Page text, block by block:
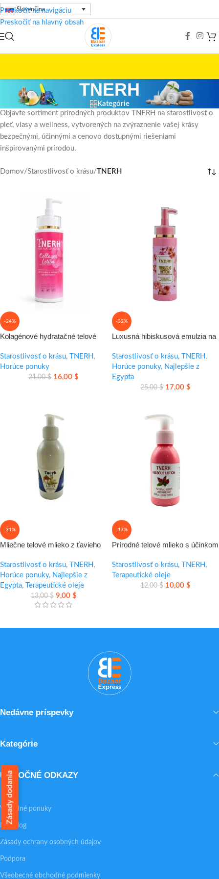
Preskočiť na navigáciu
Preskočiť na hlavný obsah
Slovenčina
TNERH
Kategórie
Objavte sortiment prírodných produktov TNERH na starostlivosť o
pleť, vlasy a wellness, vytvorených na zvýraznenie vašej krásy
bezpečnými, účinnými a cenovo dostupnými riešeniami
inšpirovanými prírodou.
Domov/Starostlivosť o krásu/TNERH
-24%
Kolagénové hydratačné telové
hladšiu pokožku
Starostlivosť o krásu, TNERH ,
Horúce ponuky
21,00$ 16,00 $
-32%
Luxusná hibiskusová emulzia na
Starostlivosť o krásu, TNERH ,
Horúce ponuky, Najlepšie z
Egypta
25,00$ 17,00 $
-31%
Mliečne telové mlieko z ťavieho
pokožky
Starostlivosť o krásu, TNERH ,
Horúce ponuky, Najlepšie z
Egypta, Terapeutické oleje
13,00$ 9,00 $
-17%
Prírodné telové mlieko s účinkom
pokožku
Starostlivosť o krásu, TNERH ,
Terapeutické oleje
12,00$ 10,00 $
Nedávne príspevky
Kategórie
UŽITOČNÉ ODKAZY
Výhodné ponuky
Náš blog
Zásady ochrany osobných údajov
Podpora
Všeobecné obchodné podmienky
Zásady dodania